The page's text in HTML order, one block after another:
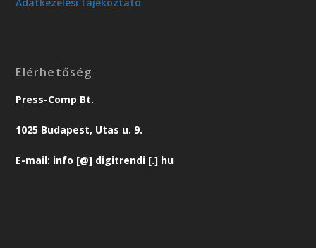
Elérhetőség
Press-Comp Bt.
1025 Budapest, Utas u. 9.
E-mail: info [@] digitrendi [.] hu